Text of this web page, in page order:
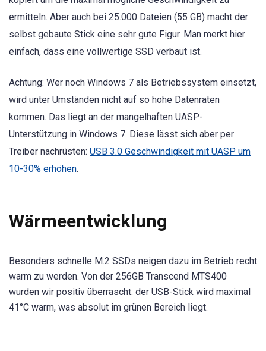
ermitteln. Aber auch bei 25.000 Dateien (55 GB) macht der
selbst gebaute Stick eine sehr gute Figur. Man merkt hier
einfach, dass eine vollwertige SSD verbaut ist.
Achtung: Wer noch Windows 7 als Betriebssystem einsetzt,
wird unter Umständen nicht auf so hohe Datenraten
kommen. Das liegt an der mangelhaften UASP-
Unterstützung in Windows 7. Diese lässt sich aber per
Treiber nachrüsten: USB 3.0 Geschwindigkeit mit UASP um
10-30% erhöhen.
Wärmeentwicklung
Besonders schnelle M.2 SSDs neigen dazu im Betrieb recht
warm zu werden. Von der 256GB Transcend MTS400
wurden wir positiv überrascht: der USB-Stick wird maximal
41°C warm, was absolut im grünen Bereich liegt.